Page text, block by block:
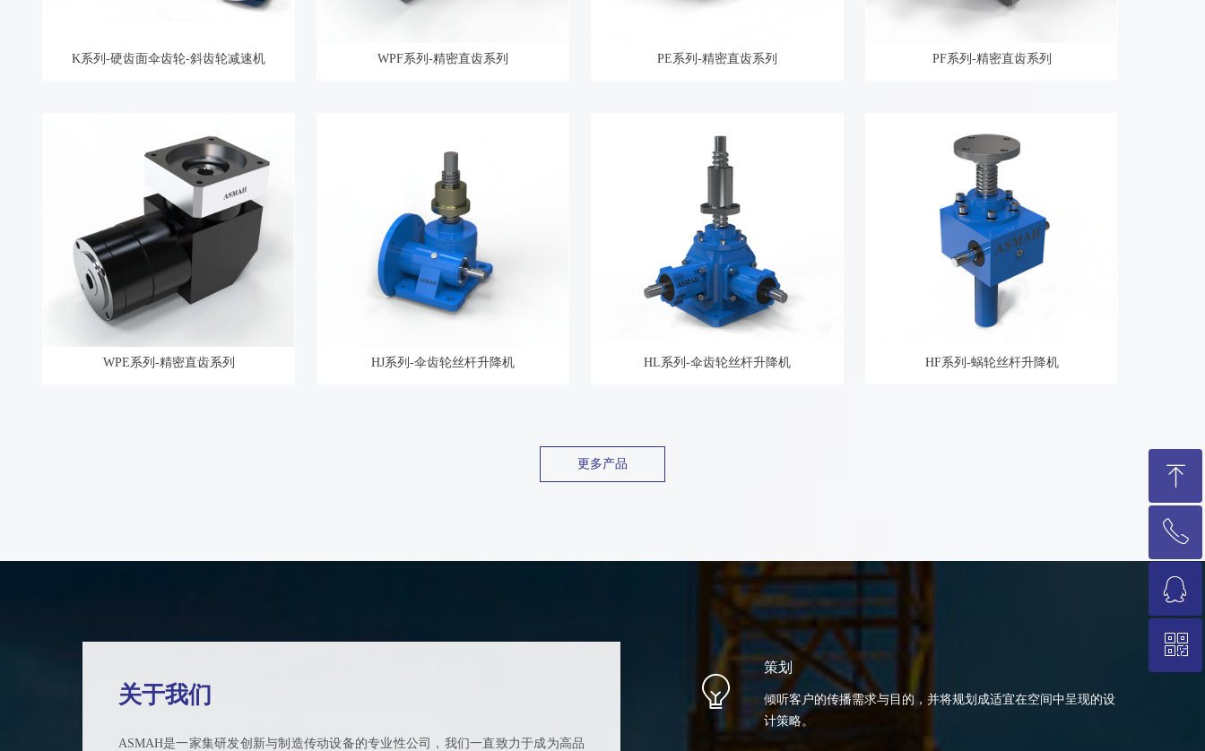
ASMAH是一家集研发创新与制造传动设备的专业性公司，我们一直致力于成为高品
关于我们
策划
倾听客户的传播需求与目的，并将规划成适宜在空间中呈现的设
计策略。
ꁙ
K系列-硬齿面伞齿轮-斜齿轮减速机 WPF系列-精密直齿系列 PE系列-精密直齿系列 PF系列-精密直齿系列
WPE系列-精密直齿系列 HJ系列-伞齿轮丝杆升降机 HL系列-伞齿轮丝杆升降机 HF系列-蜗轮丝杆升降机
更多产品 ꁸ
回到顶部
ꂅ
ꁗ
QQ客服
ꀥ